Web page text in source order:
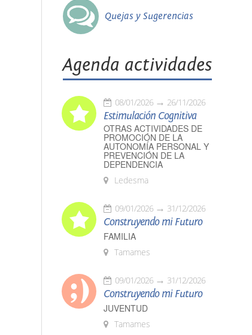
Quejas y Sugerencias
Agenda actividades
08/01/2026 26/11/2026
Estimulación Cognitiva
OTRAS ACTIVIDADES DE
PROMOCIÓN DE LA
AUTONOMÍA PERSONAL Y
PREVENCIÓN DE LA
DEPENDENCIA
Ledesma
09/01/2026 31/12/2026
Construyendo mi Futuro
FAMILIA
Tamames
09/01/2026 31/12/2026
Construyendo mi Futuro
JUVENTUD
Tamames